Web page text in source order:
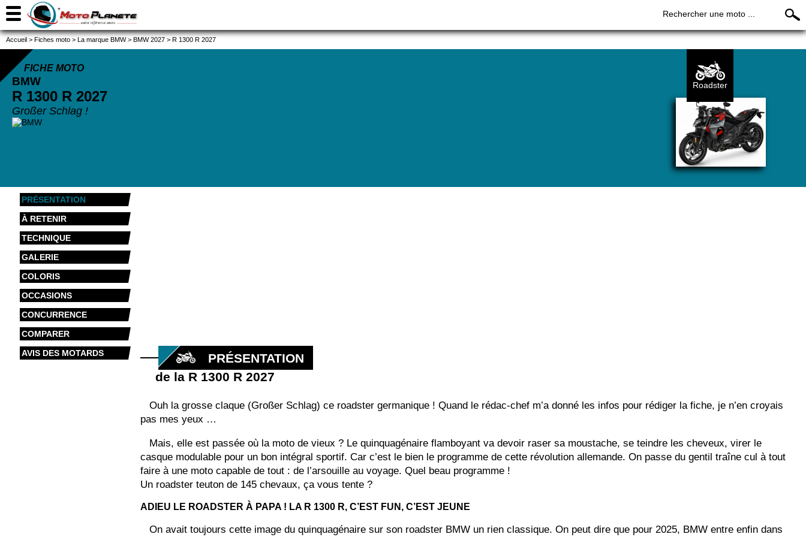
Rechercher une moto ...
Accueil > Fiches moto > La marque BMW > BMW 2027 > R 1300 R 2027
FICHE MOTO
BMW
R 1300 R 2027
Großer Schlag !
Roadster
PRÉSENTATION
À RETENIR
TECHNIQUE
GALERIE
COLORIS
OCCASIONS
CONCURRENCE
COMPARER
AVIS DES MOTARDS
PRÉSENTATION
de la R 1300 R 2027
Ouh la grosse claque (Großer Schlag) ce roadster germanique ! Quand le rédac-chef m’a donné les infos pour rédiger la fiche, je n’en croyais
pas mes yeux …
Mais, elle est passée où la moto de vieux ? Le quinquagénaire flamboyant va devoir raser sa moustache, se teindre les cheveux, virer le
casque modulable pour un bon intégral sportif. Car c’est le bien le programme de cette révolution allemande. On passe du gentil traîne cul à tout
faire à une moto capable de tout : de l’arsouille au voyage. Quel beau programme !
Un roadster teuton de 145 chevaux, ça vous tente ?
ADIEU LE ROADSTER À PAPA ! LA R 1300 R, C’EST FUN, C’EST JEUNE
On avait toujours cette image du quinquagénaire sur son roadster BMW un rien classique. On peut dire que pour 2025, BMW entre enfin dans